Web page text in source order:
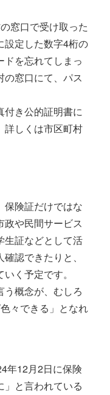
窓口で受け取った
設定した数字4桁の
を忘れてしまっ
の窓口にて、パス
付き公的証明書に
詳しくは市区町村
険証だけではな
政や民間サービス
生証などとして活
認できたりと、
く予定です。
う概念が、むしろ
々できる」となれ
年12月2日に保険
と言われている